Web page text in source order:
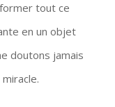
tout ce
en un objet
doutons jamais